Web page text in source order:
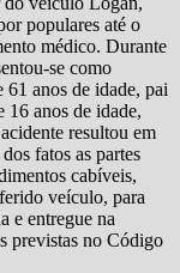
populares até o
médico. Durante
se como
anos de idade, pai
16 anos de idade,
resultou em
fatos as partes
cabíveis,
veículo, para
e entregue na
previstas no Código